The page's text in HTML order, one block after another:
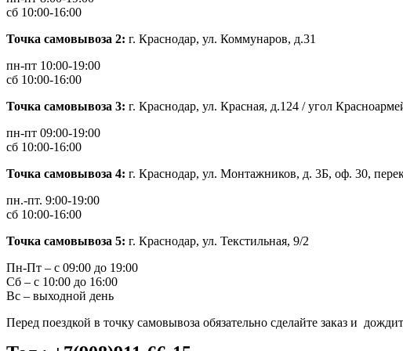
сб 10:00-16:00
Точка самовывоза 2: г. Краснодар, ул. Коммунаров, д.31
пн-пт 10:00-19:00
сб 10:00-16:00
Точка самовывоза 3: г. Краснодар, ул. Красная, д.124 / угол
пн-пт 09:00-19:00
сб 10:00-16:00
Точка самовывоза 4: г. Краснодар, ул. Монтажников, д. 3Б, оф. 30,
пн.-пт. 9:00-19:00
сб 10:00-16:00
Точка самовывоза 5: г. Краснодар, ул. Текстильная, 9/2
Пн-Пт – с 09:00 до 19:00
Сб – с 10:00 до 16:00
Вс – выходной день
Перед поездкой в точку самовывоза обязательно сделайте заказ и